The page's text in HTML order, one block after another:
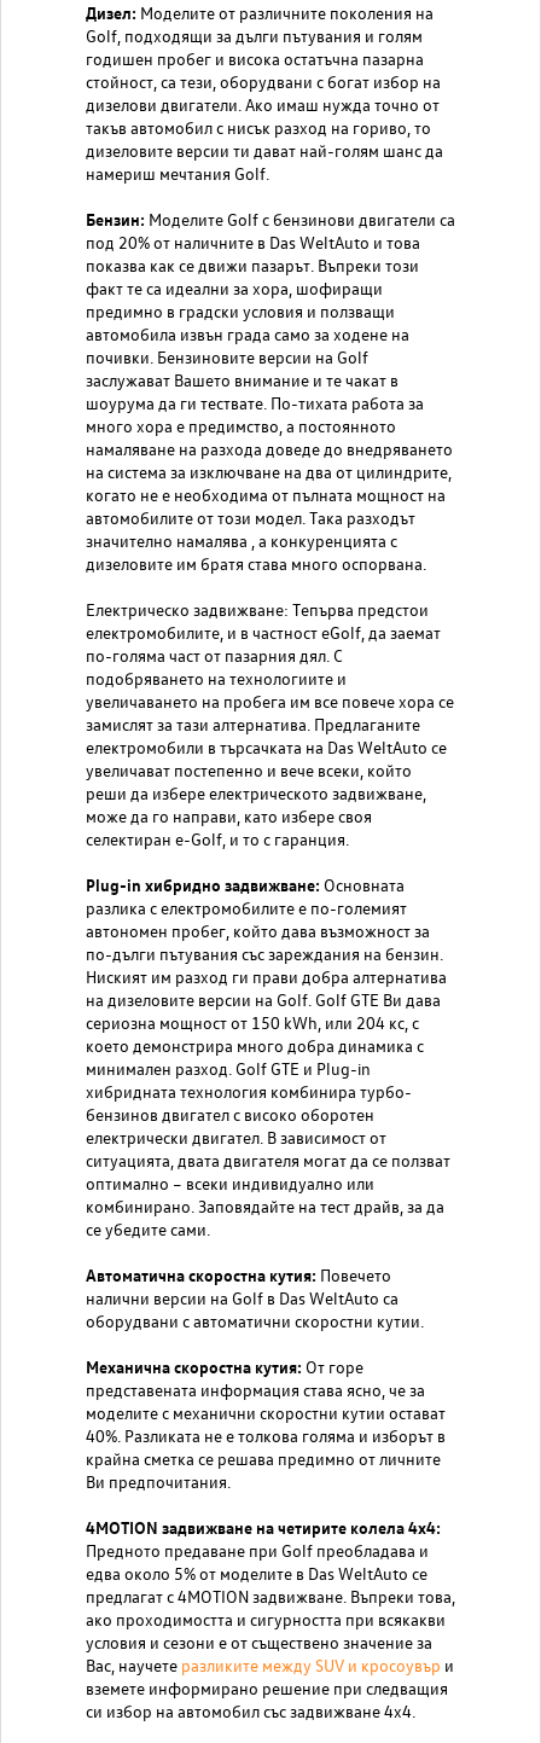
Дизел: Моделите от различните поколения на
Golf, подходящи за дълги пътувания и голям
годишен пробег и висока остатъчна пазарна
стойност, са тези, оборудвани с богат избор на
дизелови двигатели. Ако имаш нужда точно от
такъв автомобил с нисък разход на гориво, то
дизеловите версии ти дават най-голям шанс да
намериш мечтания Golf.
Бензин: Моделите Golf с бензинови двигатели са
под 20% от наличните в Das WeltAuto и това
показва как се движи пазарът. Въпреки този
факт те са идеални за хора, шофиращи
предимно в градски условия и ползващи
автомобила извън града само за ходене на
почивки. Бензиновите версии на Golf
заслужават Вашето внимание и те чакат в
шоурума да ги тествате. По-тихата работа за
много хора е предимство, а постоянното
намаляване на разхода доведе до внедряването
на система за изключване на два от цилиндрите,
когато не е необходима от пълната мощност на
автомобилите от този модел. Така разходът
значително намалява , а конкуренцията с
дизеловите им братя става много оспорвана.
Електрическо задвижване: Тепърва предстои
електромобилите, и в частност eGolf, да заемат
по-голяма част от пазарния дял. С
подобряването на технологиите и
увеличаването на пробега им все повече хора се
замислят за тази алтернатива. Предлаганите
електромобили в търсачката на Das WeltAuto се
увеличават постепенно и вече всеки, който
реши да избере електрическото задвижване,
може да го направи, като избере своя
селектиран e-Golf, и то с гаранция.
Plug-in хибридно задвижване: Основната
разлика с електромобилите е по-големият
автономен пробег, който дава възможност за
по-дълги пътувания със зареждания на бензин.
Ниският им разход ги прави добра алтернатива
на дизеловите версии на Golf. Golf GTE Ви дава
сериозна мощност от 150 kWh, или 204 кс, с
което демонстрира много добра динамика с
минимален разход. Golf GTE и Plug-in
хибридната технология комбинира турбо-
бензинов двигател с високо оборотен
електрически двигател. В зависимост от
ситуацията, двата двигателя могат да се ползват
оптимално – всеки индивидуално или
комбинирано. Заповядайте на тест драйв, за да
се убедите сами.
Автоматична скоростна кутия: Повечето
налични версии на Golf в Das WeltAuto са
оборудвани с автоматични скоростни кутии.
Механична скоростна кутия: От горе
представената информация става ясно, че за
моделите с механични скоростни кутии остават
40%. Разликата не е толкова голяма и изборът в
крайна сметка се решава предимно от личните
Ви предпочитания.
4MOTION задвижване на четирите колела 4х4:
Предното предаване при Golf преобладава и
едва около 5% от моделите в Das WeltAuto се
предлагат с 4MOTION задвижване. Въпреки това,
ако проходимостта и сигурността при всякакви
условия и сезони е от съществено значение за
Вас, научете разликите между SUV и кросоувър и
вземете информирано решение при следващия
си избор на автомобил със задвижване 4х4.